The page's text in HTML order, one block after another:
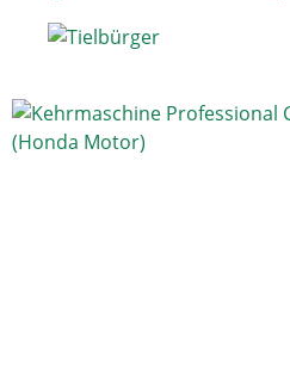
Bildergalerie überspringen